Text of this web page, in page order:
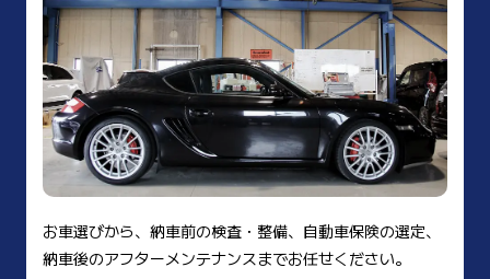
お車選びから、納車前の検査・整備、自動車保険の選定、
納車後のアフターメンテナンスまでお任せください。